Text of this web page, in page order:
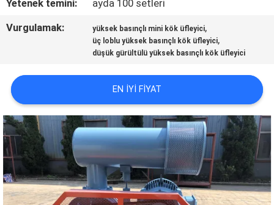
BIR
ISTEĞI
COMPANY
NEWS
SITE
HARITASI
Yetenek temini:
ayda 100 setleri
Vurgulamak:
yüksek basınçlı mini kök üfleyici,
üç loblu yüksek basınçlı kök üfleyici,
düşük gürültülü yüksek basınçlı kök üfleyici
EN IYI FIYAT